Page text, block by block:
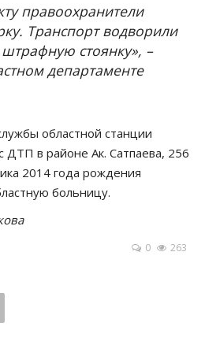
правоохранители
Транспорт водворили
стоянку», –
департаменте
областной станции
в районе Ак. Сатпаева, 256
2014 года рождения
больницу.
0 263